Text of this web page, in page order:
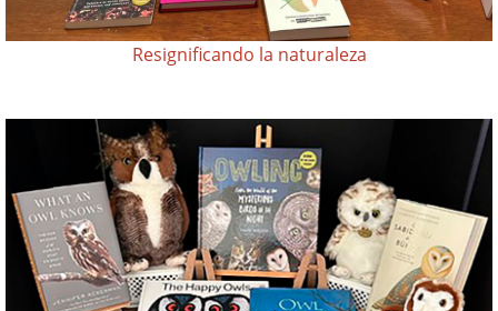
Resignificando la naturaleza